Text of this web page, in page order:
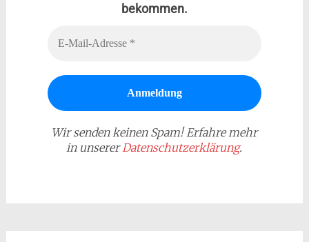
bekommen.
Wir senden keinen Spam! Erfahre mehr
in unsererDatenschutzerklärung.